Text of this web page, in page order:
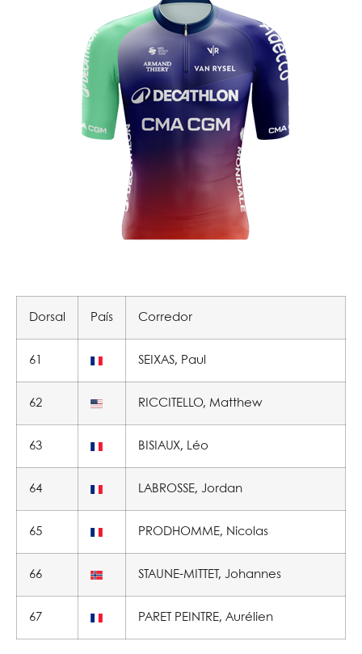
Dorsal País Corredor
61 SEIXAS, Paul
62 RICCITELLO, Matthew
63 BISIAUX, Léo
64 LABROSSE, Jordan
65 PRODHOMME, Nicolas
66 STAUNE-MITTET, Johannes
67 PARET PEINTRE, Aurélien